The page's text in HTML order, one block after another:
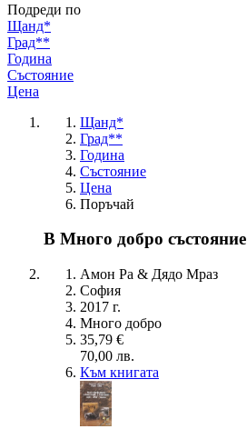
Подреди по
Щанд*
Град**
Година
Състояние
Цена
Щанд*
Град**
Година
Състояние
Цена
Поръчай
В Много добро състояние
Амон Ра & Дядо Мраз
София
2017 г.
Много добро
35,79 €
70,00 лв.
Към книгата